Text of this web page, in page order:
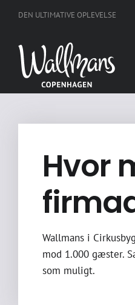
DEN ULTIMATIVE OPLEVELSE
Hvor
Wallmans i
mod 1.000 gæster.
som muligt.